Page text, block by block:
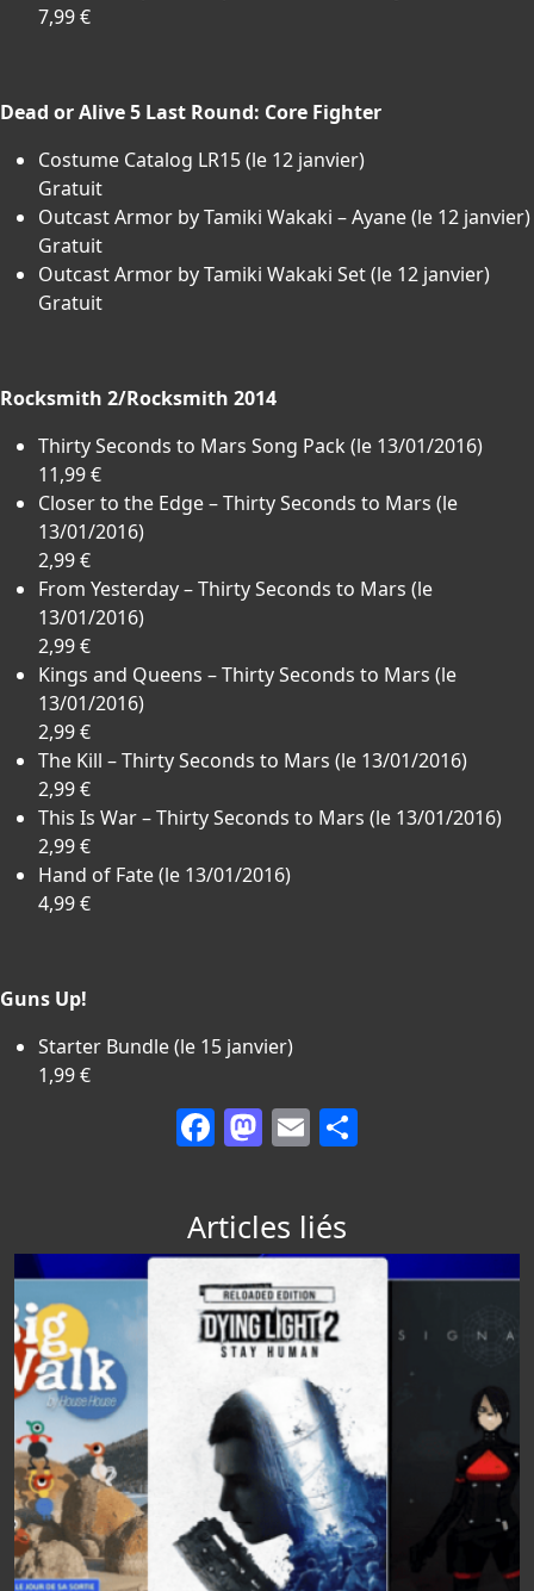
7,99 €
Dead or Alive 5 Last Round: Core Fighter
Costume Catalog LR15 (le 12 janvier)
Gratuit
Outcast Armor by Tamiki Wakaki – Ayane (le 12 janvier)
Gratuit
Outcast Armor by Tamiki Wakaki Set (le 12 janvier)
Gratuit
Rocksmith 2/Rocksmith 2014
Thirty Seconds to Mars Song Pack (le 13/01/2016)
11,99 €
Closer to the Edge – Thirty Seconds to Mars (le
13/01/2016)
2,99 €
From Yesterday – Thirty Seconds to Mars (le
13/01/2016)
2,99 €
Kings and Queens – Thirty Seconds to Mars (le
13/01/2016)
2,99 €
The Kill – Thirty Seconds to Mars (le 13/01/2016)
2,99 €
This Is War – Thirty Seconds to Mars (le 13/01/2016)
2,99 €
Hand of Fate (le 13/01/2016)
4,99 €
Guns Up!
Starter Bundle (le 15 janvier)
1,99 €
Facebook
Mastodon
Email
Articles liés